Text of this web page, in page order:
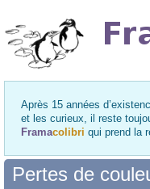
Après 15 années
et les curieux, il reste
Framacolibri qui prend la
Pertes de